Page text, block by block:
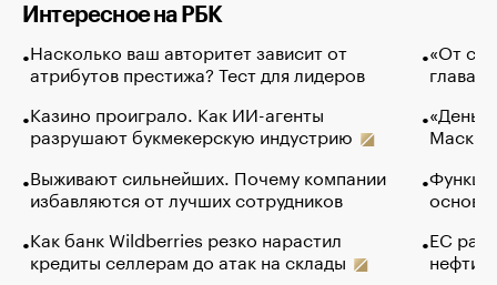
Интересное на РБК
Насколько ваш авторитет зависит от
атрибутов престижа? Тест для лидеров
Казино проиграло. Как ИИ-агенты
разрушают букмекерскую индустрию
Выживают сильнейших. Почему компании
избавляются от лучших сотрудников
Как банк Wildberries резко нарастил
кредиты селлерам до атак на склады
«От
глава
Маск в
основ
ЕС
нефти